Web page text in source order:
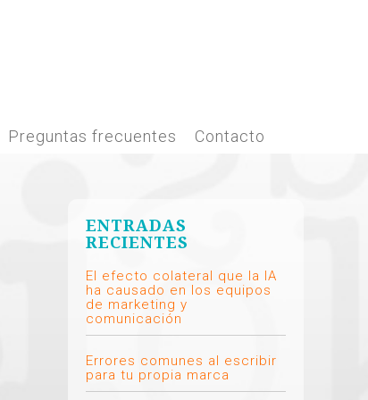
Preguntas frecuentes Contacto
ENTRADAS
RECIENTES
El efecto colateral que la IA
ha causado en los equipos
de marketing y
comunicación
Errores comunes al escribir
para tu propia marca